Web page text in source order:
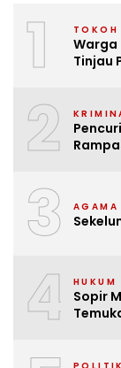
1 TOKOH
Warga
Tinjau
2
3 AGAMA
4 HUKUM
Sopir